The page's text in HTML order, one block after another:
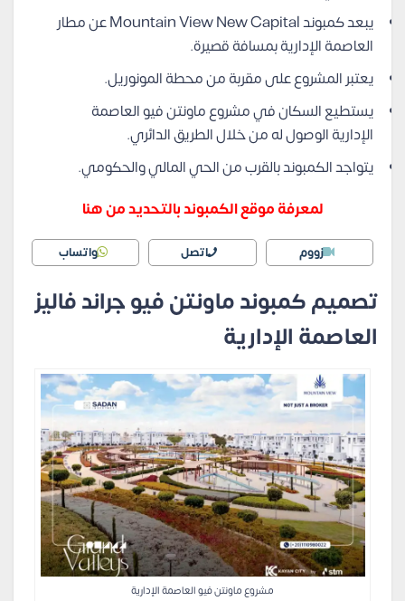
يبعد كمبوند Mountain View New Capital عن مطار
العاصمة الإدارية بمسافة قصيرة.
يعتبر المشروع على مقربة من محطة المونوريل.
يستطيع السكان في مشروع ماونتن فيو العاصمة
الإدارية الوصول له من خلال الطريق الدائري.
يتواجد الكمبوند بالقرب من الحي المالي والحكومي.
لمعرفة موقع الكمبوند بالتحديد من هنا
زووم اتصل واتساب
تصميم كمبوند ماونتن فيو جراند فاليز
العاصمة الإدارية
مشروع ماونتن فيو العاصمة الإدارية